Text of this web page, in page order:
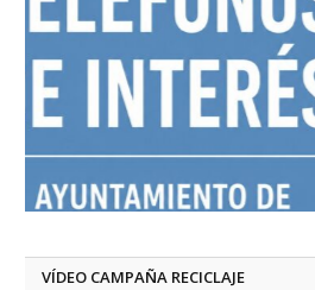
VÍDEO CAMPAÑA RECICLAJE